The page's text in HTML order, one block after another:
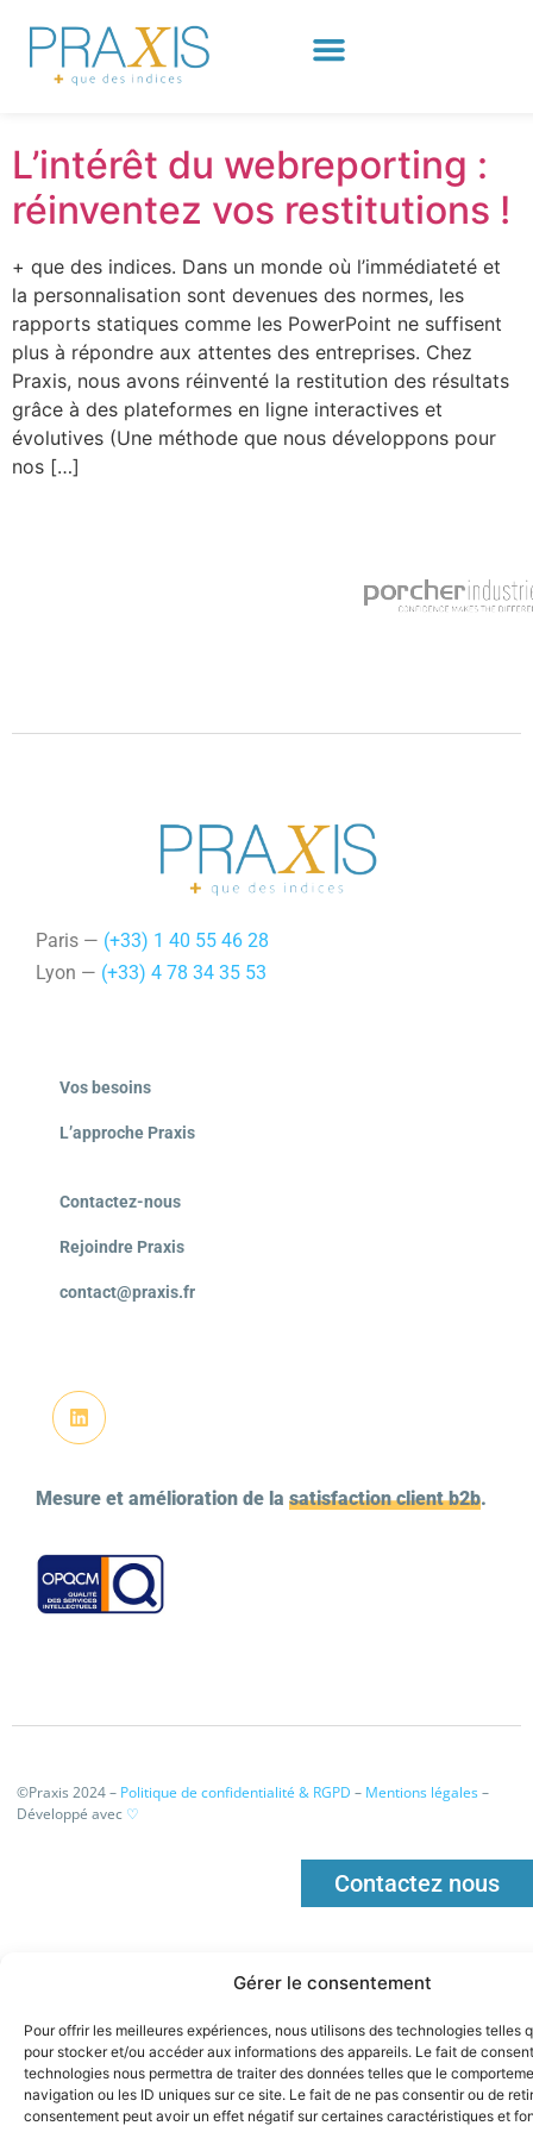
Gérer le consentement
Pour offrir les meilleures expériences, nous utilisons des technologies telles
pour stocker et/ou accéder aux informations des appareils. Le fait de
technologies nous permettra de traiter des données telles que le
navigation ou les ID uniques sur ce site. Le fait de ne pas consentir ou de
consentement peut avoir un effet négatif sur certaines caractéristiques et
Jour :29 janvier
2025
L’intérêt du webreporting :
réinventez vos restitutions !
+ que des indices. Dans un monde où l’immédiateté et
la personnalisation sont devenues des normes, les
rapports statiques comme les PowerPoint ne suffisent
plus à répondre aux attentes des entreprises. Chez
Praxis, nous avons réinventé la restitution des résultats
grâce à des plateformes en ligne interactives et
évolutives (Une méthode que nous développons pour
nos […]
Paris — (+33) 1 40 55 46 28
Lyon — (+33) 4 78 34 35 53
Vos besoins
L’approche Praxis
Contactez-nous
Rejoindre Praxis
contact@praxis.fr
Mesure et amélioration de la satisfaction client b2b.
©Praxis 2024 – Politique de confidentialité & RGPD – Mentions légales–
Développé avec ♡
Contactez nous